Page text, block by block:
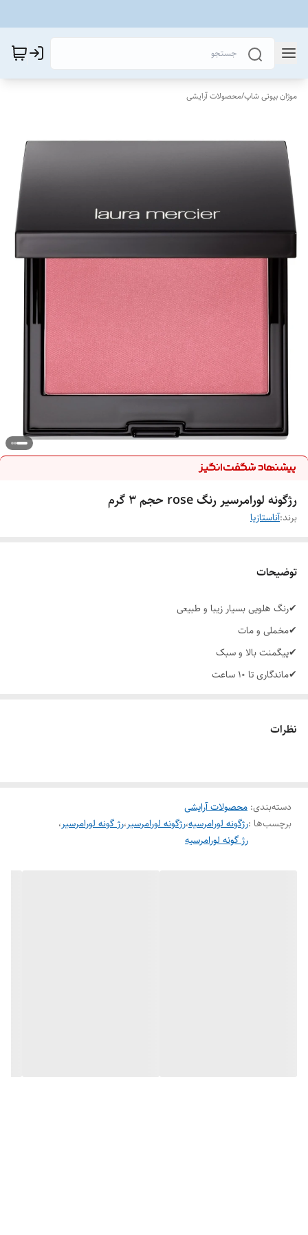
موژان بیوتی شاپ/محصولات آرایشی
رژگونه لورامرسیر رنگ rose حجم ۳ گرم
برند:آناستازیا
توضیحات
✔رنگ هلویی بسیار زیبا و طبیعی
✔مخملی و مات
✔پیگمنت بالا و سبک
✔ماندگاری تا ۱۰ ساعت
نظرات
دسته‌بندی: محصولات آرایشی
برچسب‌ها :رژگونه لورامرسیه،رژگونه لورامرسیر،رژ گونه لورامرسیر،
رژ گونه لورامرسیه